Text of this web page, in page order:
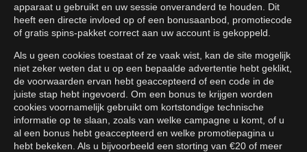
apparaat u gebruikt en uw sessie onveranderd te houden. Dit
heeft een directe invloed op of een bonusaanbod, promotiecode
of gratis spins-pakket correct aan uw account is gekoppeld.
Als u geen cookies toestaat of ze vaak wist, kan de site mogelijk
niet zeker weten dat u op een bepaalde advertentie hebt geklikt,
de voorwaarden ervan hebt geaccepteerd of een code in de
juiste stap hebt ingevoerd. Om een bonus te krijgen worden
cookies voornamelijk gebruikt om kortstondige technische
informatie op te slaan, zoals van welke campagne u komt, of u
al een bonus hebt geaccepteerd en welke promotiepagina u
hebt bekeken. Als u bijvoorbeeld een storting van €20 of meer